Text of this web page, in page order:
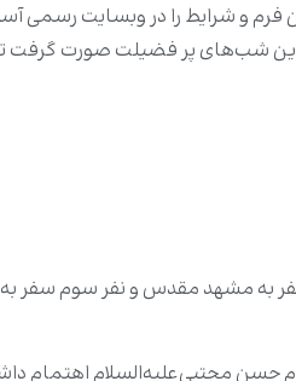
و شرایط را در وبسایت رسمى
این شب‌هاى پر فضیلت صورت
سفر به مشهد مقدس و نفر سوم سفر
حسن مجتبى‌علیه‌السلام‌ اهتمام